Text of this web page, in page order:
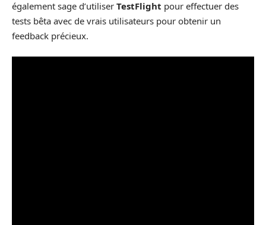
également sage d’utiliser TestFlight pour effectuer des
tests bêta avec de vrais utilisateurs pour obtenir un
feedback précieux.